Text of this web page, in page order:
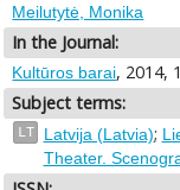
Meilutytė, Monika
In the Journal:
Kultūros barai, 2014,
Subject terms:
LT Latvija (Latvia);
Theater.